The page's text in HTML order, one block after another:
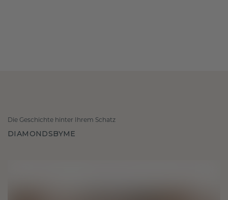
Die Geschichte hinter Ihrem Schatz
DIAMONDSBYME